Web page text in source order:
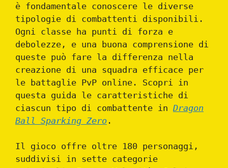
è fondamentale conoscere le diverse
tipologie di combattenti disponibili.
Ogni classe ha punti di forza e
debolezze, e una buona comprensione di
queste può fare la differenza nella
creazione di una squadra efficace per
le battaglie PvP online. Scopri in
questa guida le caratteristiche di
ciascun tipo di combattente in Dragon
Ball Sparking Zero .
Il gioco offre oltre 180 personaggi,
suddivisi in sette categorie